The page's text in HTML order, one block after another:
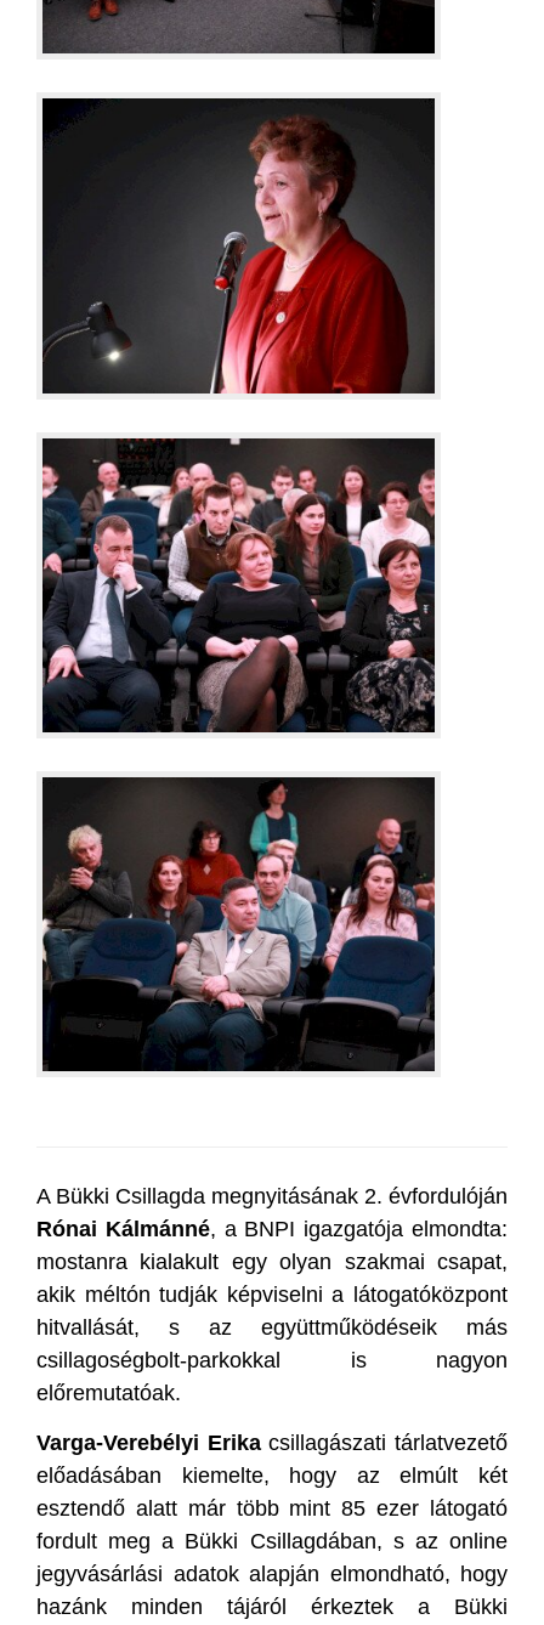
A Bükki Csillagda megnyitásának 2. évfordulóján
Rónai Kálmánné, a BNPI igazgatója elmondta:
mostanra kialakult egy olyan szakmai csapat,
akik méltón tudják képviselni a látogatóközpont
hitvallását, s az együttműködéseik más
csillagoségbolt-parkokkal is nagyon
előremutatóak.
Varga-Verebélyi Erikacsillagászati tárlatvezető
előadásában kiemelte, hogy az elmúlt két
esztendő alatt már több mint 85 ezer látogató
fordult meg a Bükki Csillagdában, s az online
jegyvásárlási adatok alapján elmondható, hogy
hazánk minden tájáról érkeztek a Bükki